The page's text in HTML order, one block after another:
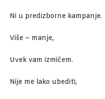
Ni u predizborne kampanje.
Više – manje,
Uvek vam izmičem.
Nije me lako ubediti,